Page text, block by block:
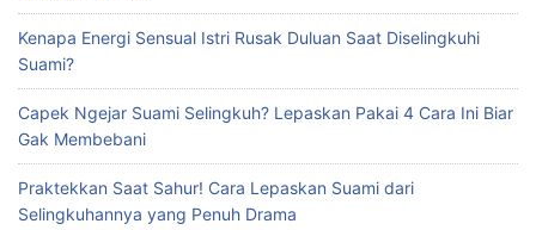
Kenapa Energi Sensual Istri Rusak Duluan Saat Diselingkuhi
Suami?
Capek Ngejar Suami Selingkuh? Lepaskan Pakai 4 Cara Ini Biar
Gak Membebani
Praktekkan Saat Sahur! Cara Lepaskan Suami dari
Selingkuhannya yang Penuh Drama